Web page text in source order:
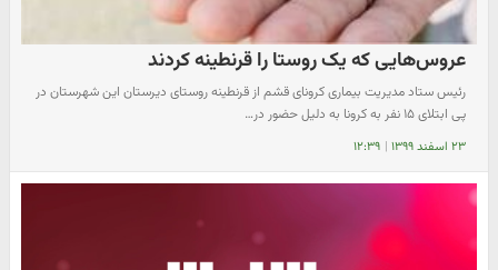
عروس‌هایی که یک روستا را قرنطینه کردند
رئیس ستاد مدیریت بیماری کرونای قشم از قرنطینه روستای دیرستان این شهرستان در
پی ابتلای ۱۵ نفر به کرونا به دلیل حضور در…
۲۳ اسفند ۱۳۹۹ | ۱۲:۳۹